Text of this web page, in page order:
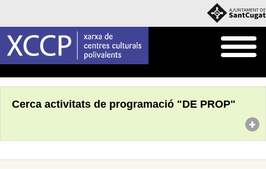
Cerca activitats de programació "DE PROP"